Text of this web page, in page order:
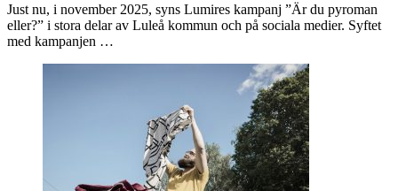
Just nu, i november 2025, syns Lumires kampanj ”Är du pyroman
eller?” i stora delar av Luleå kommun och på sociala medier. Syftet
med kampanjen …